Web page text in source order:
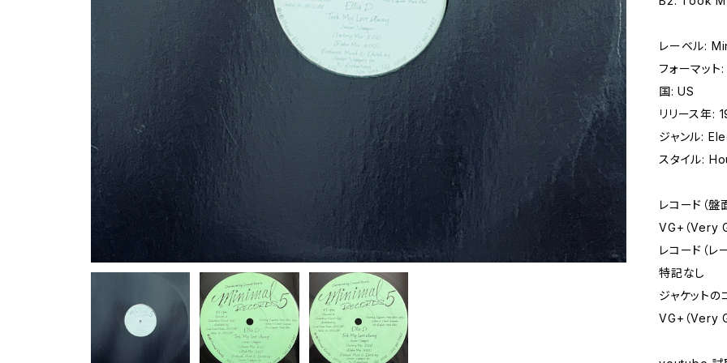
レーベル:
フォーマッ
国: US
リリース年:
ジャンル:
スタイル:
レコード（盤
VG+（Very
レコード（レ
特記なし
ジャケットの
VG+（Very